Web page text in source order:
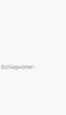
Schlagwörter: